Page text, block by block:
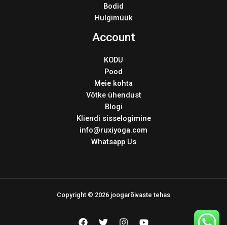
Bodid
Hulgimüük
Account
KODU
Pood
Meie kohta
Võtke ühendust
Blogi
Kliendi sisselogimine
info@ruxiyoga.com
Whatsapp Us
Copyright © 2026 joogarõivaste tehas